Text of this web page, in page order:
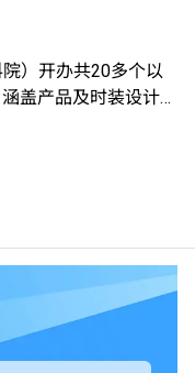
）开办共20多个以
盖产品及时装设计、
着重应用的课程设
致用。THEi透过与
作综合学习（Work-
通过专题研习积极与
业技术及知识可以应